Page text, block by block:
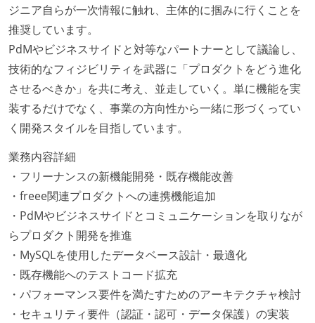
ジニア自らが一次情報に触れ、主体的に掴みに行くことを
推奨しています。
PdMやビジネスサイドと対等なパートナーとして議論し、
技術的なフィジビリティを武器に「プロダクトをどう進化
させるべきか」を共に考え、並走していく。単に機能を実
装するだけでなく、事業の方向性から一緒に形づくってい
く開発スタイルを目指しています。
業務内容詳細
・フリーナンスの新機能開発・既存機能改善
・freee関連プロダクトへの連携機能追加
・PdMやビジネスサイドとコミュニケーションを取りなが
らプロダクト開発を推進
・MySQLを使用したデータベース設計・最適化
・既存機能へのテストコード拡充
・パフォーマンス要件を満たすためのアーキテクチャ検討
・セキュリティ要件（認証・認可・データ保護）の実装